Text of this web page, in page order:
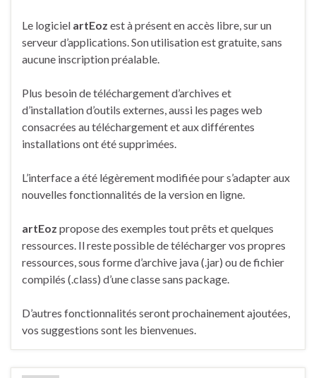
Le logiciel artEoz est à présent en accès libre, sur un
serveur d’applications. Son utilisation est gratuite, sans
aucune inscription préalable.
Plus besoin de téléchargement d’archives et
d’installation d’outils externes, aussi les pages web
consacrées au téléchargement et aux différentes
installations ont été supprimées.
L’interface a été légèrement modifiée pour s’adapter aux
nouvelles fonctionnalités de la version en ligne.
artEoz propose des exemples tout prêts et quelques
ressources. Il reste possible de télécharger vos propres
ressources, sous forme d’archive java (.jar) ou de fichier
compilés (.class) d’une classe sans package.
D’autres fonctionnalités seront prochainement ajoutées,
vos suggestions sont les bienvenues.